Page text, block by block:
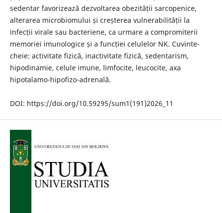
sedentar favorizează dezvoltarea obezității sarcopenice,
alterarea microbiomului și creșterea vulnerabilității la
infecții virale sau bacteriene, ca urmare a compromiterii
memoriei imunologice și a funcției celulelor NK. Cuvinte-
cheie: activitate fizică, inactivitate fizică, sedentarism,
hipodinamie, celule imune, limfocite, leucocite, axa
hipotalamo-hipofizo-adrenală.
DOI: https://doi.org/10.59295/sum1(191)2026_11